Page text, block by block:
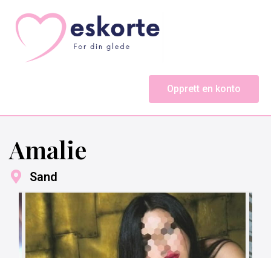
Opprett en konto
Amalie
Sand